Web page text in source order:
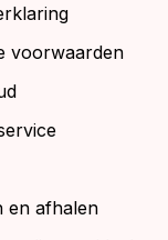
voorwaarden
en afhalen